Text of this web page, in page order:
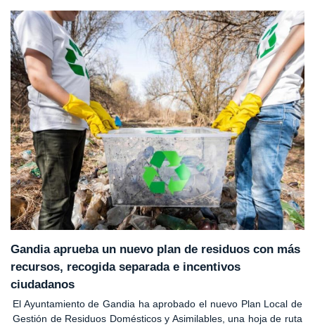
Gandia aprueba un nuevo plan de residuos con más
recursos, recogida separada e incentivos
ciudadanos
El Ayuntamiento de Gandia ha aprobado el nuevo Plan Local de
Gestión de Residuos Domésticos y Asimilables, una hoja de ruta